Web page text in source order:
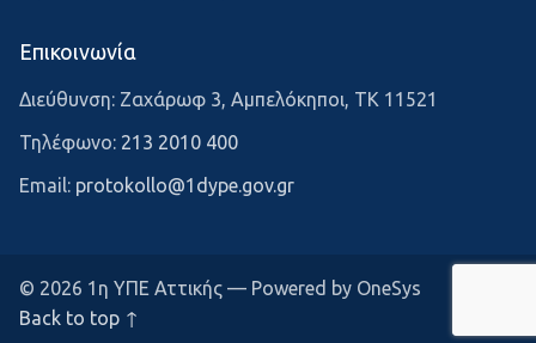
Επικοινωνία
Διεύθυνση: Ζαχάρωφ 3, Αμπελόκηποι, ΤΚ 11521
Τηλέφωνο: 213 2010 400
Email: protokollo@1dype.gov.gr
© 2026 1η ΥΠΕ Αττικής — Powered by OneSys
Back to top ↑